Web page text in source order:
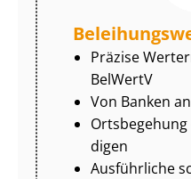
Präzise
BelWertV
Von Banken
di­gen
Ausführliche